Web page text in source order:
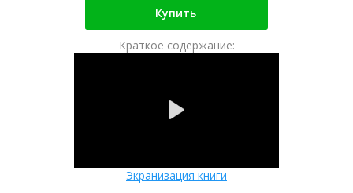
Купить
Краткое содержание:
Экранизация книги